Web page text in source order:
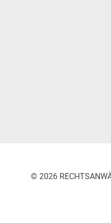
© 2026